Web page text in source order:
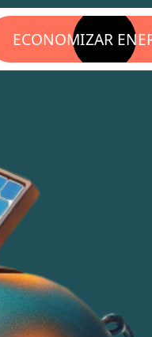
ECONOMIZAR